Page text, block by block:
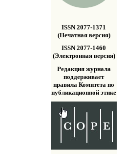
ISSN 2077-1371
(Печатная версия)
ISSN 2077-1460
(Электронная версия)
Редакция журнала
поддерживает
правила Комитета по
публикационной этике